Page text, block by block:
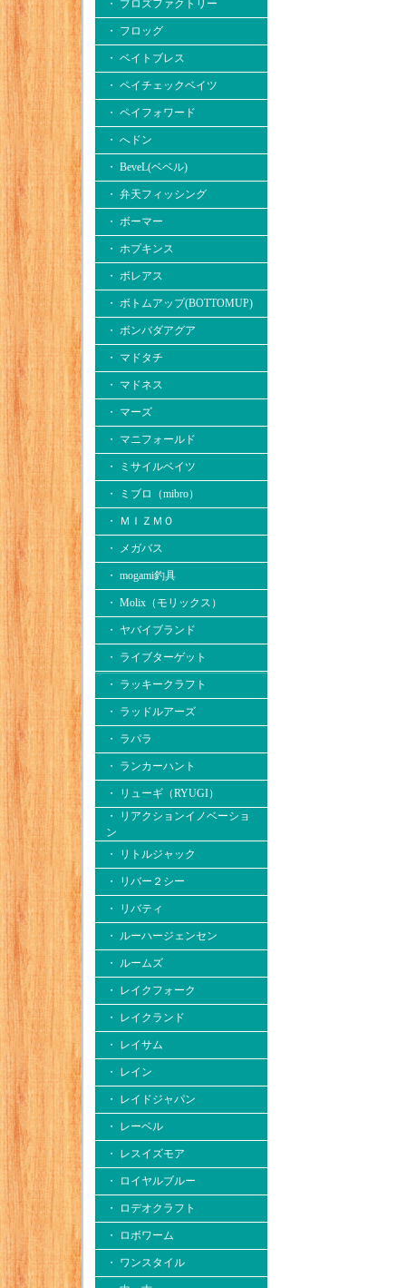
・ プロズファクトリー
・ フロッグ
・ ベイトブレス
・ ペイチェックベイツ
・ ペイフォワード
・ へドン
・ BeveL(ベベル)
・ 弁天フィッシング
・ ボーマー
・ ホプキンス
・ ボレアス
・ ボトムアップ(BOTTOMUP)
・ ボンバダアグア
・ マドタチ
・ マドネス
・ マーズ
・ マニフォールド
・ ミサイルベイツ
・ ミブロ（mibro）
・ ＭＩＺＭＯ
・ メガバス
・ mogami釣具
・ Molix（モリックス）
・ ヤバイブランド
・ ライブターゲット
・ ラッキークラフト
・ ラッドルアーズ
・ ラパラ
・ ランカーハント
・ リューギ（RYUGI）
・ リアクションイノベーショ
ン
・ リトルジャック
・ リバー２シー
・ リバティ
・ ルーハージェンセン
・ ルームズ
・ レイクフォーク
・ レイクランド
・ レイサム
・ レイン
・ レイドジャパン
・ レーベル
・ レスイズモア
・ ロイヤルブルー
・ ロデオクラフト
・ ロボワーム
・ ワンスタイル